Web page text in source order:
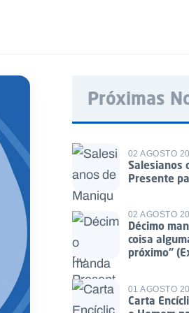
Próximas
02 AGOSTO
Salesianos
Presente
02 AGOSTO
Décimo
coisa
próximo”
01 AGOSTO
Carta